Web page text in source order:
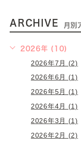
ARCHIVE 月別
2026年 (10)
2026年7月 (2)
2026年6月 (1)
2026年5月 (1)
2026年4月 (1)
2026年3月 (1)
2026年2月 (2)